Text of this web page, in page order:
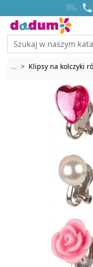



... Rozwiń breadcrumbs
Klipsy na kolczyki